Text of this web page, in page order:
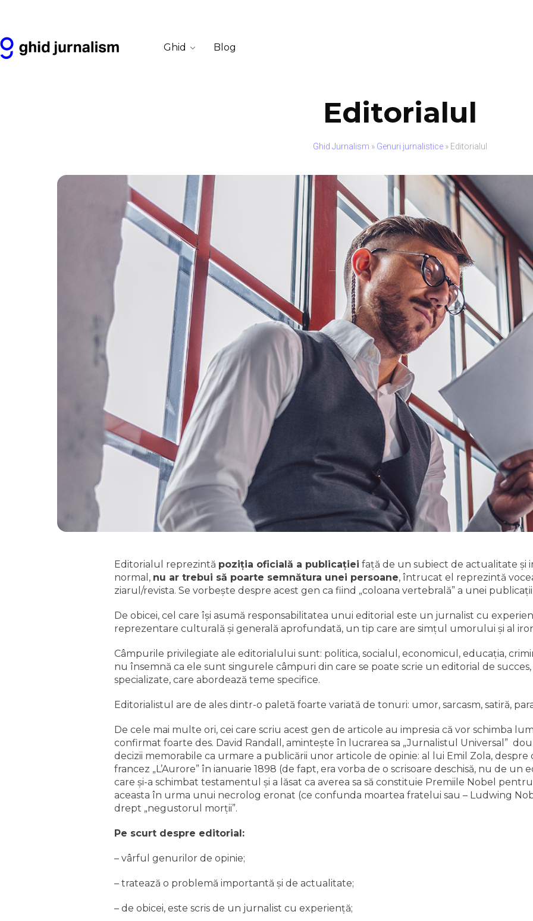
Ghid Blog
Editorialul
Ghid Jurnalism » Genuri jurnalistice» Editorialul
Editorialul reprezintă poziţia oficială a publicaţiei faţă de un subiect de actualitate
normal, nu ar trebui să poarte semnătura unei persoane, întrucat el reprezintă
ziarul/revista. Se vorbeşte despre acest gen ca fiind „coloana vertebrală” a unei
De obicei, cel care îşi asumă responsabilitatea unui editorial este un jurnalist cu
reprezentare culturală şi generală aprofundată, un tip care are simţul umorului şi al
Câmpurile privilegiate ale editorialului sunt: politica, socialul, economicul, educaţia,
nu însemnă ca ele sunt singurele câmpuri din care se poate scrie un editorial de
specializate, care abordează teme specifice.
Editorialistul are de ales dintr-o paletă foarte variată de tonuri: umor, sarcasm, satiră,
De cele mai multe ori, cei care scriu acest gen de articole au impresia că vor schimba
confirmat foarte des. David Randall, aminteşte în lucrarea sa „Jurnalistul Universal”
decizii memorabile ca urmare a publicării unor articole de opinie: al lui Emil Zola,
francez „L’Aurore” în ianuarie 1898 (de fapt, era vorba de o scrisoare deschisă, nu de
care şi-a schimbat testamentul şi a lăsat ca averea sa să constituie Premiile Nobel
aceasta în urma unui necrolog eronat (ce confunda moartea fratelui sau – Ludwing
drept „negustorul morţii”.
Pe scurt despre editorial:
– vârful genurilor de opinie;
– tratează o problemă importantă şi de actualitate;
– de obicei, este scris de un jurnalist cu experienţă;